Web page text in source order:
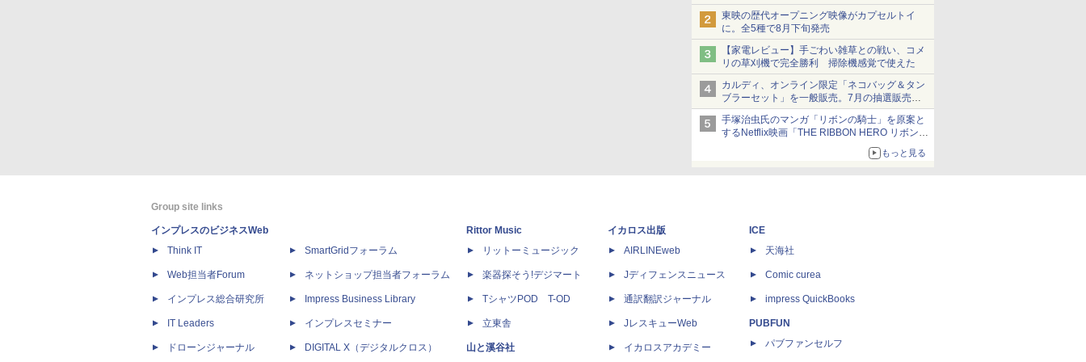
ショーツは1990円に
東映の歴代オープニング映像がカプセルトイ
に。全5種で8月下旬発売
【家電レビュー】手ごわい雑草との戦い、コメ
リの草刈機で完全勝利 掃除機感覚で使えた
カルディ、オンライン限定「ネコバッグ＆タン
ブラーセット」を一般販売。7月の抽選販売の
当選無効分
手塚治虫氏のマンガ「リボンの騎士」を原案と
するNetflix映画「THE RIBBON HERO リボンヒ
もっと見る
Group site links
インプレスのビジネスWeb
Think IT
Web担当者Forum
インプレス総合研究所
IT Leaders
ドローンジャーナル
SmartGridフォーラム
ネットショップ担当者フォーラム
Impress Business Library
インプレスセミナー
DIGITAL X（デジタルクロス）
Rittor Music
リットーミュージック
楽器探そう!デジマート
TシャツPOD T-OD
立東舎
山と溪谷社
イカロス出版
AIRLINEweb
Jディフェンスニュース
通訳翻訳ジャーナル
JレスキューWeb
イカロスアカデミー
ICE
天海社
Comic curea
impress QuickBooks
PUBFUN
パブファンセルフ